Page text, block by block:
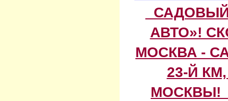
АВТО»!
МОСКВА -
23-Й
МОСКВЫ!